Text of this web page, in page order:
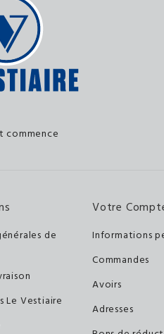
commence
de
Le Vestiaire
Votre
Informations
Commandes
Avoirs
Adresses